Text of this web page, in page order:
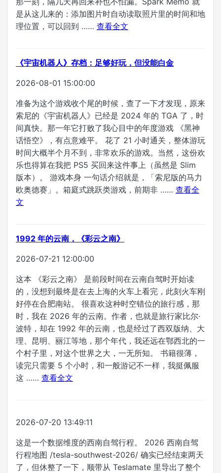
是从这儿来的：添加图片时自动读取照片里的时间和地
理位置，可以回到 …… 查看全文
《宇宙机器人》存档：足够好玩，但没能白金
2026-08-01 15:00:00
准备为这个游戏收个尾的时候，查了一下才发现，原来
索尼的《宇宙机器人》已经是 2024 年的 TGA 了，时
间真快。那一年它打败了我心目中的年度游戏 《黑神
话悟空》，有点意难平。 花了 21 小时通关，整体游玩
时间大概半个月不到，非常欢乐的游戏。当然，这份欢
乐也得算在我把 PS5 买回来这件事上（虽然是 Slim
版本）。 游戏本身 一句话介绍就是，「索尼版的马力
欧奥德赛」。箱庭式跳跃类游戏，前期非 …… 查看全
文
1992 年的云南，《彩云之南》
2026-07-21 12:00:00
这本 《彩云之南》 是前段时间在云南自驾时开始读
的，没想到最终是在去上海的火车上看完，此刻火车刚
好停在合肥南站。 很喜欢这种时空错位的旅行感，那
时，我在 2026 年的云南。作者，也就是旅行家比尔·
波特，却在 1992 年的云南，也是经过了西双版纳、大
理、昆明、丽江等地，那个年代，我还远在鄂西北的一
个村子里，对这个世界之大，一无所知。 书籍很薄，
读完只需要 5 个小时，和一般游记不一样，我挺佩服
这 …… 查看全文
2026-07-20 13:49:11
这是一个数据维度的西南自驾行程。 2026 西南自驾
行程地图 /tesla-southwest-2026/ 确实已经结束两天
了，但休整了一下，顺带从 Teslamate 里导出了整个